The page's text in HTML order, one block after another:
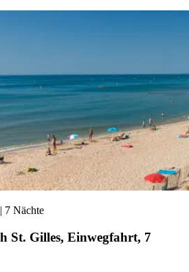
7 Nächte
St. Gilles, Einwegfahrt, 7